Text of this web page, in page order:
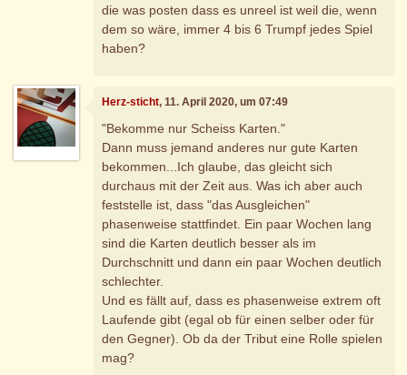
die was posten dass es unreel ist weil die, wenn
dem so wäre, immer 4 bis 6 Trumpf jedes Spiel
haben?
Herz-sticht, 11. April 2020, um 07:49
"Bekomme nur Scheiss Karten."
Dann muss jemand anderes nur gute Karten
bekommen...Ich glaube, das gleicht sich
durchaus mit der Zeit aus. Was ich aber auch
feststelle ist, dass "das Ausgleichen"
phasenweise stattfindet. Ein paar Wochen lang
sind die Karten deutlich besser als im
Durchschnitt und dann ein paar Wochen deutlich
schlechter.
Und es fällt auf, dass es phasenweise extrem oft
Laufende gibt (egal ob für einen selber oder für
den Gegner). Ob da der Tribut eine Rolle spielen
mag?